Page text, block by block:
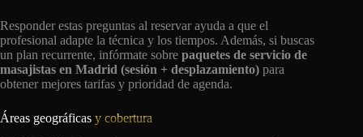
Responder estas preguntas al reservar ayuda a que el
profesional adapte la técnica y los tiempos. Además, si buscas
un plan recurrente, infórmate sobre paquetes de servicio de
masajistas en Madrid (sesión + desplazamiento) para
obtener mejores tarifas y prioridad de agenda.
Áreas geográficas y cobertura